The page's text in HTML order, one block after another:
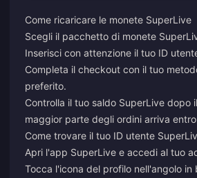
Come ricaricare le monete SuperLive
Scegli il pacchetto di monete
Inserisci con attenzione il tuo ID
Completa il checkout con il tuo
preferito.
Controlla il tuo saldo SuperLive dopo
maggior parte degli ordini arriva
Come trovare il tuo ID utente
Apri l'app SuperLive e accedi al tuo
Tocca l'icona del profilo nell'angolo in